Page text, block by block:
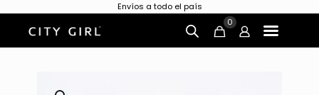
Envíos a todo el país
0